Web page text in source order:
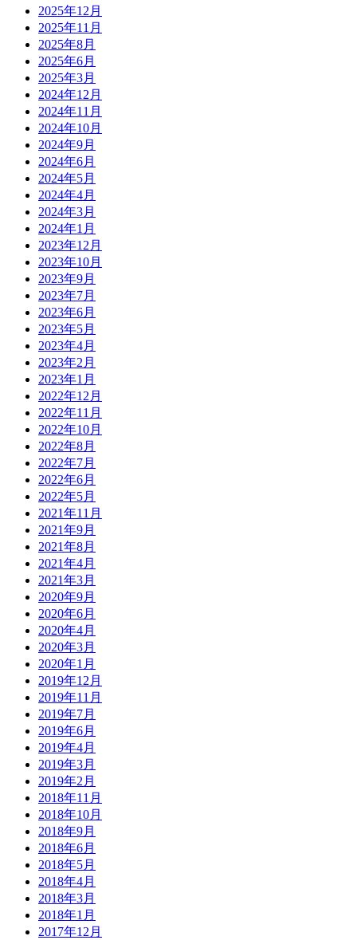
2025年12月
2025年11月
2025年8月
2025年6月
2025年3月
2024年12月
2024年11月
2024年10月
2024年9月
2024年6月
2024年5月
2024年4月
2024年3月
2024年1月
2023年12月
2023年10月
2023年9月
2023年7月
2023年6月
2023年5月
2023年4月
2023年2月
2023年1月
2022年12月
2022年11月
2022年10月
2022年8月
2022年7月
2022年6月
2022年5月
2021年11月
2021年9月
2021年8月
2021年4月
2021年3月
2020年9月
2020年6月
2020年4月
2020年3月
2020年1月
2019年12月
2019年11月
2019年7月
2019年6月
2019年4月
2019年3月
2019年2月
2018年11月
2018年10月
2018年9月
2018年6月
2018年5月
2018年4月
2018年3月
2018年1月
2017年12月